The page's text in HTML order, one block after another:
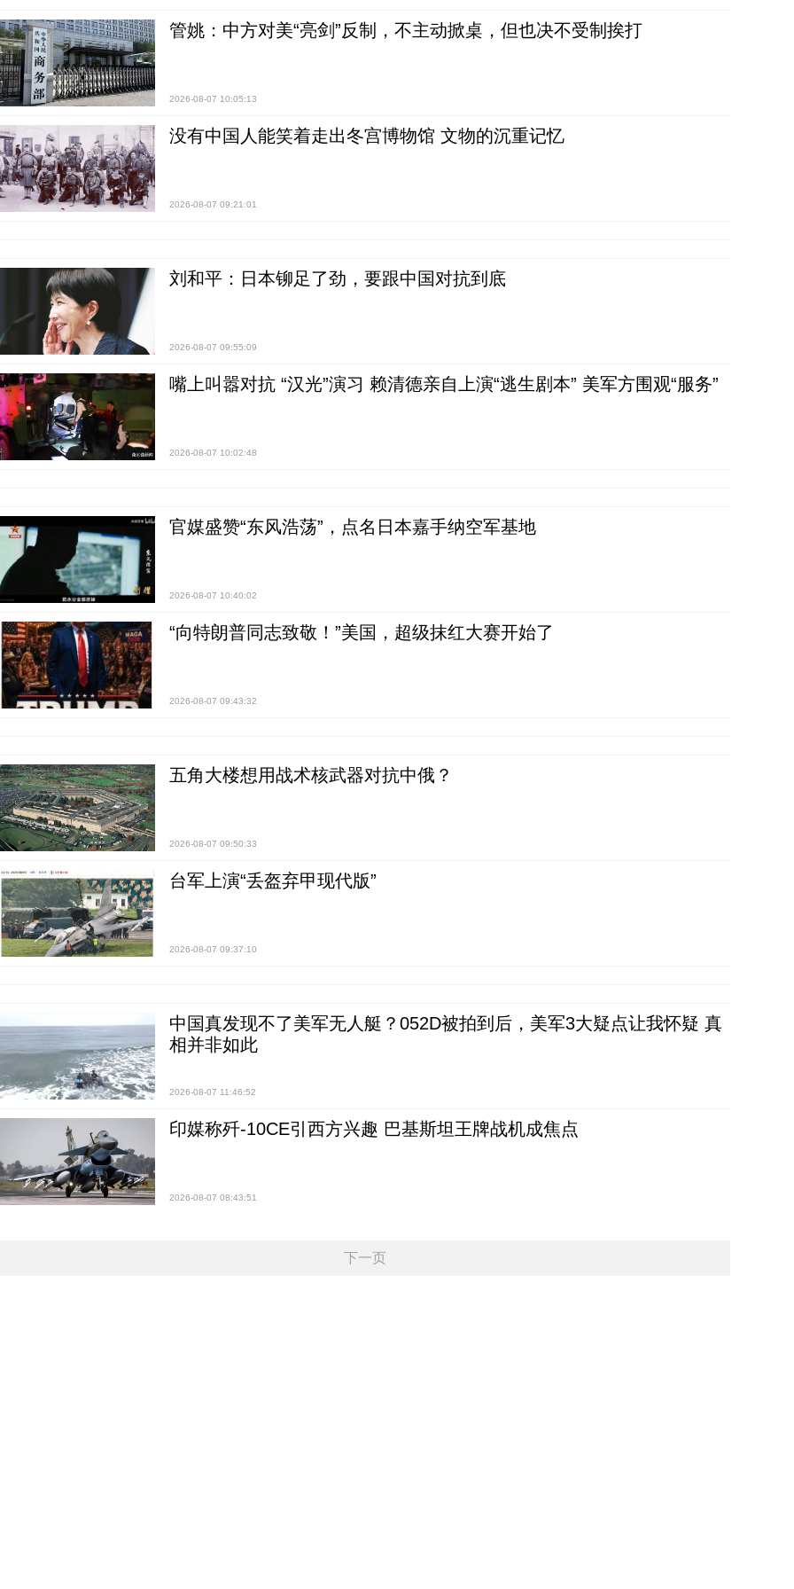
管姚：中方对美“亮剑”反制，不主动掀桌，但也决不受制挨打
2026-08-07 10:05:13
没有中国人能笑着走出冬宫博物馆 文物的沉重记忆
2026-08-07 09:21:01
刘和平：日本铆足了劲，要跟中国对抗到底
2026-08-07 09:55:09
嘴上叫嚣对抗 “汉光”演习 赖清德亲自上演“逃生剧本” 美军方围观“服务”
2026-08-07 10:02:48
官媒盛赞“东风浩荡”，点名日本嘉手纳空军基地
2026-08-07 10:40:02
“向特朗普同志致敬！”美国，超级抹红大赛开始了
2026-08-07 09:43:32
五角大楼想用战术核武器对抗中俄？
2026-08-07 09:50:33
台军上演“丢盔弃甲现代版”
2026-08-07 09:37:10
中国真发现不了美军无人艇？052D被拍到后，美军3大疑点让我怀疑 真
相并非如此
2026-08-07 11:46:52
印媒称歼-10CE引西方兴趣 巴基斯坦王牌战机成焦点
2026-08-07 08:43:51
下一页